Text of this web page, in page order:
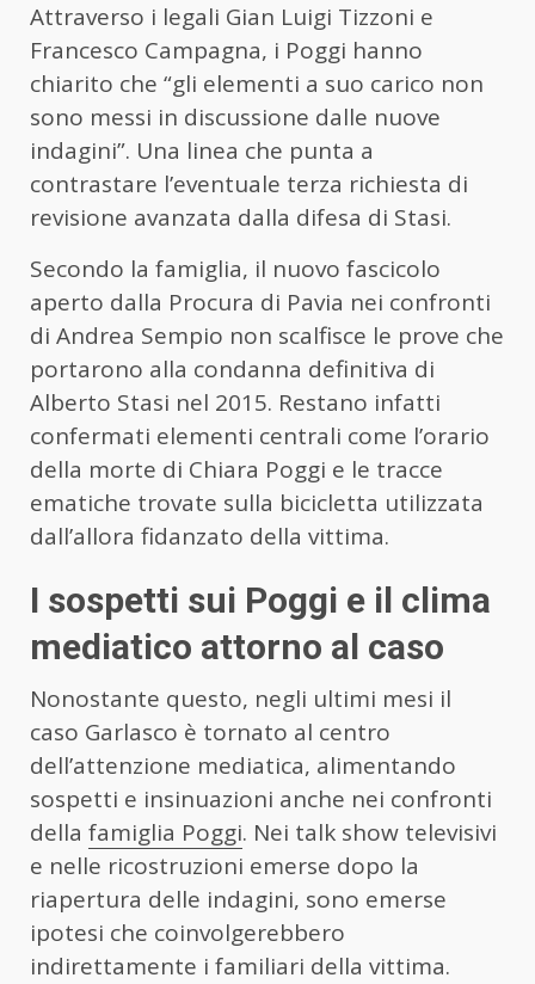
Attraverso i legali Gian Luigi Tizzoni e
Francesco Campagna, i Poggi hanno
chiarito che “gli elementi a suo carico non
sono messi in discussione dalle nuove
indagini”. Una linea che punta a
contrastare l’eventuale terza richiesta di
revisione avanzata dalla difesa di Stasi.
Secondo la famiglia, il nuovo fascicolo
aperto dalla Procura di Pavia nei confronti
di Andrea Sempio non scalfisce le prove che
portarono alla condanna definitiva di
Alberto Stasi nel 2015. Restano infatti
confermati elementi centrali come l’orario
della morte di Chiara Poggi e le tracce
ematiche trovate sulla bicicletta utilizzata
dall’allora fidanzato della vittima.
I sospetti sui Poggi e il clima
mediatico attorno al caso
Nonostante questo, negli ultimi mesi il
caso Garlasco è tornato al centro
dell’attenzione mediatica, alimentando
sospetti e insinuazioni anche nei confronti
della famiglia Poggi. Nei talk show televisivi
e nelle ricostruzioni emerse dopo la
riapertura delle indagini, sono emerse
ipotesi che coinvolgerebbero
indirettamente i familiari della vittima.